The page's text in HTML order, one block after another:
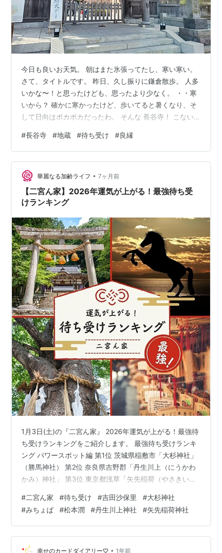
今日も良いお天気。 朝はまた氷張ってたし、寒い寒い。
さて、タイトルです。 昨日、久し振りに鎌倉散歩。 人多
いかな〜！と思ったけども、思ったより少なく。 ・・寒
いから？ 確かに寒かったけど、歩いてると暑くなり、そ
して日向はポカポカだったわ。 そんな 長谷寺！ こない
のお地蔵様、３箇所を見つけると良縁に恵まれるらし
い。 そんでもって、待ち受けにすると幸運が訪れると
か？ ・・知らんかった。 その３箇所は知ってたんで、早
速写真を撮ることに。 で、そんな画像をプレゼント（ハ
ート） そんな待受用画像。 どうどう？ 縦がいいかな？
で！そろそろ長谷寺も梅…
#長谷寺 #地蔵 #待ち受け #良縁
華麗なる加齢ライフ • 7ヶ月前
【二宮ん家】2026年運気が上がる！最強待ち受
けランキング
1月3日(土)の『二宮ん家』 2026年運気が上がる！最強待
ち受けランキングをご紹介します。 最強待ち受けランキ
ング パワースポット編 第1位 茨城県稲敷市「大杉神社」
（勝馬神社） 第2位 奈良県吉野郡「丹生川上（にうかわ
かみ）神社」 第3位 東京都浅草「矢先稲荷（やさきいな
第1位 吉田沙保里さん 第2位 みちょぱさん 第3位 嵐 松本
潤さん 最強待ち受け 最強待ち受けランキング パワース
ポット編 紹介してくれるのは、神社やパワースポット1万
5000箇所を巡り書籍やYouTubeで発信している神社ソム
リエ佐々木優太さん 幸せ舞い込む！あなた…
#二宮ん家 #待ち受け #吉田沙保里 #大杉神社
#みちょぱ #松本潤 #丹生川上神社 #矢先稲荷神社
幸せのカードダイアリー♡ • 1年前